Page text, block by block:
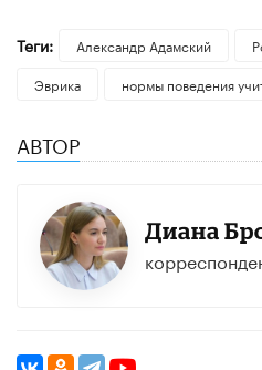
Теги: Александр Адамский
Эврика
нормы поведения
АВТОР
Диана